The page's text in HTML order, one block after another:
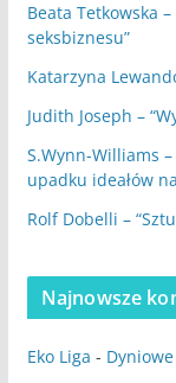
Beata Tetkowska
seksbiznesu”
Katarzyna
Judith Joseph –
S.Wynn-Williams
upadku ideałów
Rolf Dobelli –
Najnowsze
Eko Liga -